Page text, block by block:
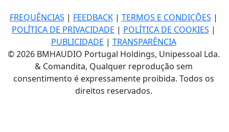
FREQUÊNCIAS | FEEDBACK| TERMOS E CONDIÇÕES |
POLÍTICA DE PRIVACIDADE | POLÍTICA DE COOKIES |
PUBLICIDADE | TRANSPARÊNCIA
© 2026 BMHAUDIO Portugal Holdings, Unipessoal Lda.
& Comandita, Qualquer reprodução sem
consentimento é expressamente proibida. Todos os
direitos reservados.